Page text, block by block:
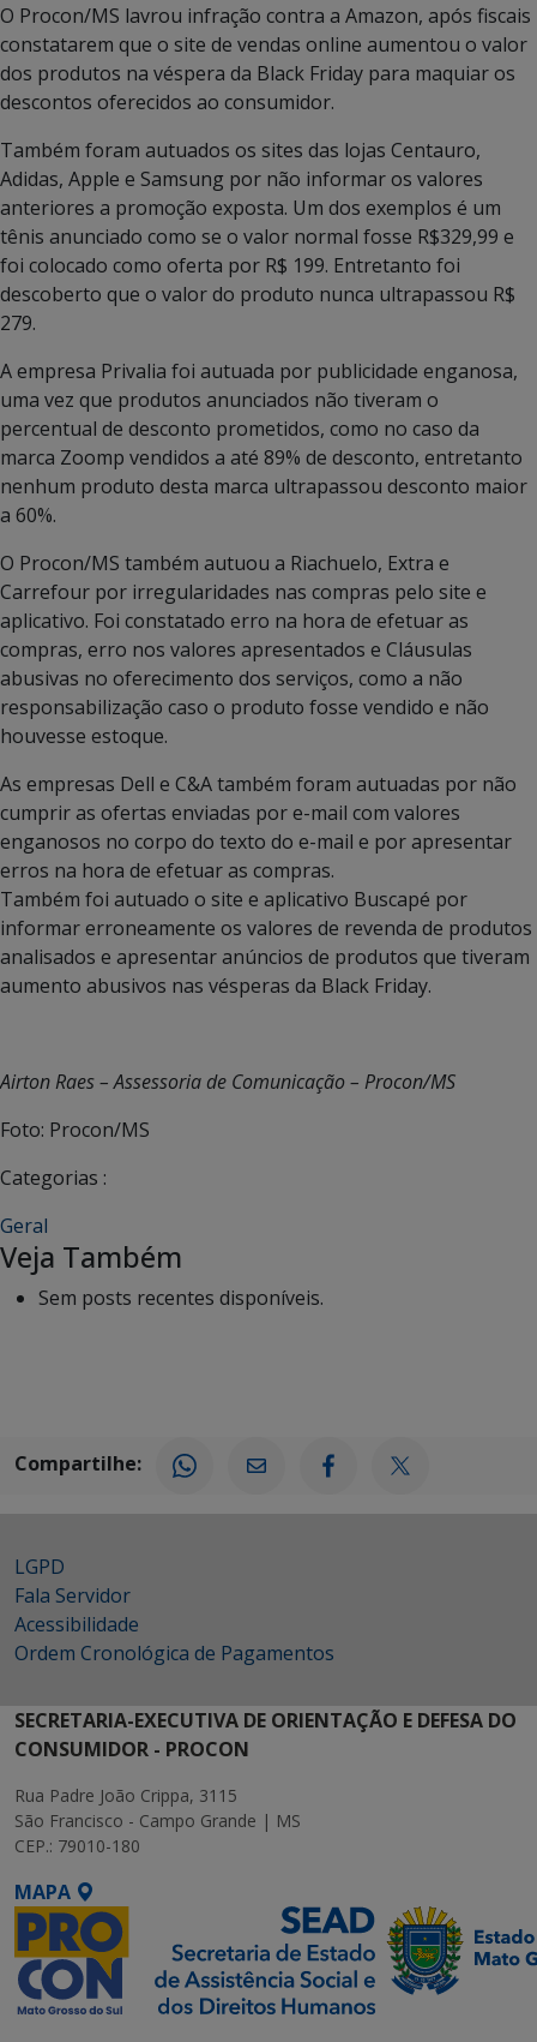
O Procon/MS lavrou infração contra a Amazon, após fiscais
constatarem que o site de vendas online aumentou o valor
dos produtos na véspera da Black Friday para maquiar os
descontos oferecidos ao consumidor.
Também foram autuados os sites das lojas Centauro,
Adidas, Apple e Samsung por não informar os valores
anteriores a promoção exposta. Um dos exemplos é um
tênis anunciado como se o valor normal fosse R$329,99 e
foi colocado como oferta por R$ 199. Entretanto foi
descoberto que o valor do produto nunca ultrapassou R$
279.
A empresa Privalia foi autuada por publicidade enganosa,
uma vez que produtos anunciados não tiveram o
percentual de desconto prometidos, como no caso da
marca Zoomp vendidos a até 89% de desconto, entretanto
nenhum produto desta marca ultrapassou desconto maior
a 60%.
O Procon/MS também autuou a Riachuelo, Extra e
Carrefour por irregularidades nas compras pelo site e
aplicativo. Foi constatado erro na hora de efetuar as
compras, erro nos valores apresentados e Cláusulas
abusivas no oferecimento dos serviços, como a não
responsabilização caso o produto fosse vendido e não
houvesse estoque.
As empresas Dell e C&A também foram autuadas por não
cumprir as ofertas enviadas por e-mail com valores
enganosos no corpo do texto do e-mail e por apresentar
erros na hora de efetuar as compras.
Também foi autuado o site e aplicativo Buscapé por
informar erroneamente os valores de revenda de produtos
analisados e apresentar anúncios de produtos que tiveram
aumento abusivos nas vésperas da Black Friday.
Airton Raes – Assessoria de Comunicação – Procon/MS
Foto: Procon/MS
Categorias :
Geral
Veja Também
Sem posts recentes disponíveis.
Compartilhe:
LGPD
Fala Servidor
Acessibilidade
Ordem Cronológica de Pagamentos
SECRETARIA-EXECUTIVA DE ORIENTAÇÃO E DEFESA DO
CONSUMIDOR - PROCON
Rua Padre João Crippa, 3115
São Francisco - Campo Grande | MS
CEP.: 79010-180
MAPA